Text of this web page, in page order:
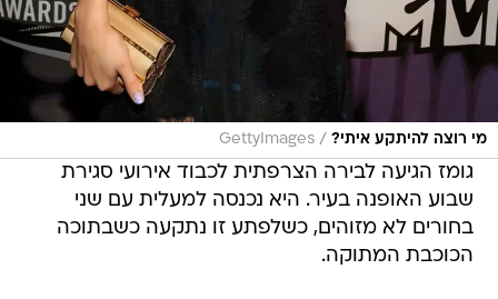
מי רוצה להיתקע איתי? /
GettyImages
גומז הגיעה לבירה הצרפתית לכבוד אירועי סגירת
שבוע האופנה בעיר. היא נכנסה למעלית עם שני
בחורים לא מזוהים, כשלפתע זו נתקעה כשבתוכה
הכוכבת המתוקה.